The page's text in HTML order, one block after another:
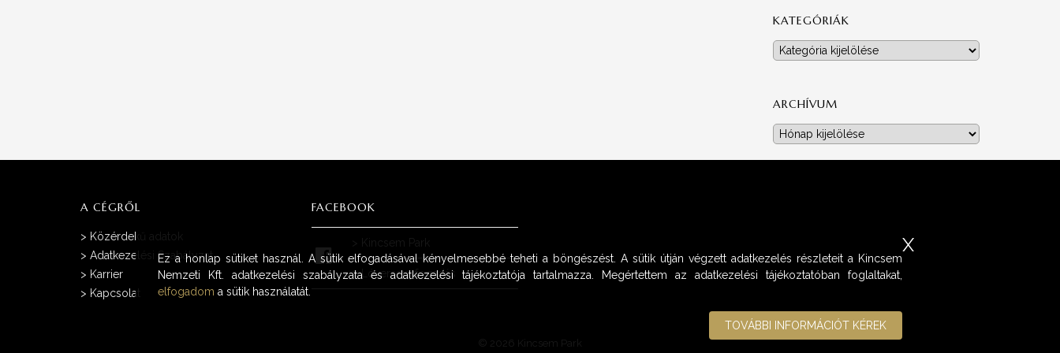
KATEGÓRIÁK
Kategóriák
ARCHÍVUM
Archívum
A CÉGRŐL
> Közérdekű adatok
> Adatkezelési Szabályzat
> Karrier
> Kapcsolat
FACEBOOK
>Lóversenyfogadás
© 2026 Kincsem Park
Ez a honlap sütiket használ. A sütik elfogadásával kényelmesebbé teheti a böngészést. A sütik útján végzett adatkezelés részleteit a Kincsem
Nemzeti Kft. adatkezelési szabályzata és adatkezelési tájékoztatója tartalmazza. Megértettem az adatkezelési tájékoztatóban foglaltakat,
elfogadom a sütik használatát.
TOVÁBBI INFORMÁCIÓT KÉREK
X